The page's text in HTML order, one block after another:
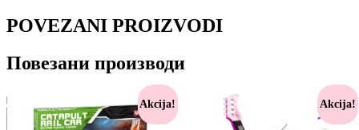
POVEZANI PROIZVODI
Повезани производи
Akcija! Akcija!